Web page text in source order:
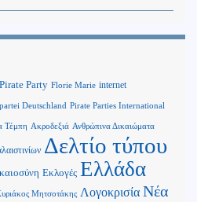
Party Florie Marie internet
Deutschland Pirate Parties International
Τέμπη Ακροδεξιά Ανθρώπινα Δικαιώματα
Δελτίο τύπου
Εκλογές Ελλάδα
Μητσοτάκης Λογοκρισία Νέα